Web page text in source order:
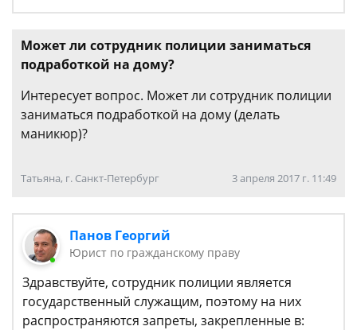
Может ли сотрудник полиции заниматься
подработкой на дому?
Интересует вопрос. Может ли сотрудник полиции
заниматься подработкой на дому (делать
маникюр)?
Татьяна, г. Санкт-Петербург 3 апреля 2017 г. 11:49
Панов Георгий
Юрист по гражданскому праву
Здравствуйте, сотрудник полиции является
государственный служащим, поэтому на них
распространяются запреты, закрепленные в: